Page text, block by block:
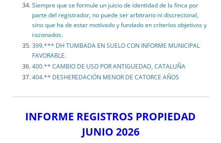
Siempre que se formule un juicio de identidad de la finca por
parte del registrador, no puede ser arbitrario ni discrecional,
sino que ha de estar motivado y fundado en criterios objetivos y
razonados.
399.*** DH TUMBADA EN SUELO CON INFORME MUNICIPAL
FAVORABLE.
400.** CAMBIO DE USO POR ANTIGUEDAD, CATALUÑA
404.** DESHEREDACIÓN MENOR DE CATORCE AÑOS
INFORME REGISTROS PROPIEDAD
JUNIO 2026